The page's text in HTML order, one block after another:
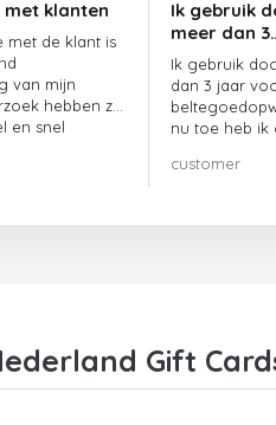
klanten
met de klant is
van mijn
hebben ze
en snel
Ik gebruik
meer dan
Ik gebruik
dan 3 jaar
nu toe heb ik
customer
Gift